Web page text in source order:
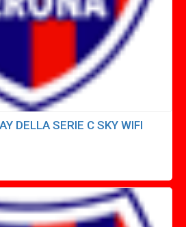
DELLA SERIE C SKY WIFI